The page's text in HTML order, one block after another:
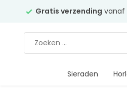
Gratis verzending vanaf
Sieraden